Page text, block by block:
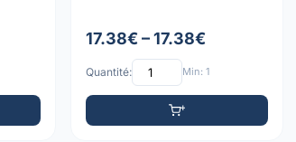
17.38€ – 17.38€
Quantité: Min: 1